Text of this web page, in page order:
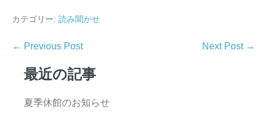
カテゴリー: 読み聞かせ
← Previous Post Next Post →
最近の記事
夏季休館のお知らせ